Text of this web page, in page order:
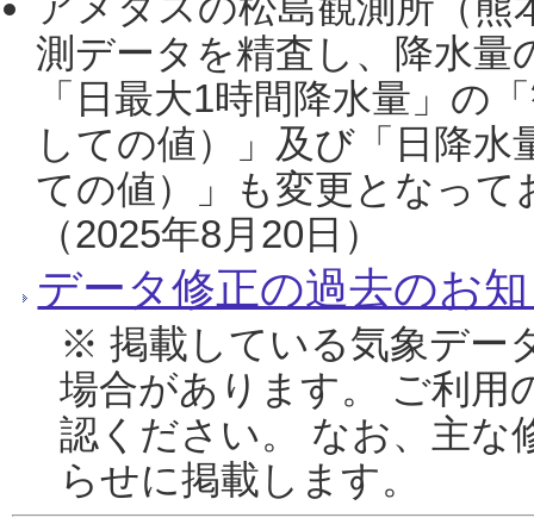
測データを精査し、降水
「日最大1時間降水量」の
しての値）」及び「日降
ての値）」も変更となっ
（2025年8月20日）
データ修正の過去のお
※ 掲載している気象デー
場合があります。 ご利用
認ください。 なお、主な
らせに掲載します。